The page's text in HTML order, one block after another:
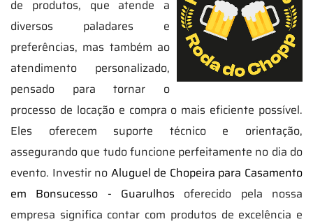
de produtos, que atende a
diversos paladares e
preferências, mas também ao
atendimento personalizado,
pensado para tornar o
processo de locação e compra o mais eficiente possível.
Eles oferecem suporte técnico e orientação,
assegurando que tudo funcione perfeitamente no dia do
evento. Investir no Aluguel de Chopeira para Casamento
em Bonsucesso - Guarulhos oferecido pela nossa
empresa significa contar com produtos de excelência e